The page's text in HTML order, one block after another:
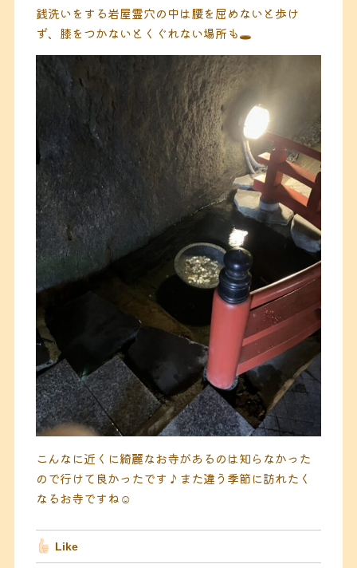
銭洗いをする岩屋霊穴の中は腰を屈めないと歩け
ず、膝をつかないとくぐれない場所も🕳️
こんなに近くに綺麗なお寺があるのは知らなかった
ので行けて良かったです♪また違う季節に訪れたく
なるお寺ですね☺️
Like